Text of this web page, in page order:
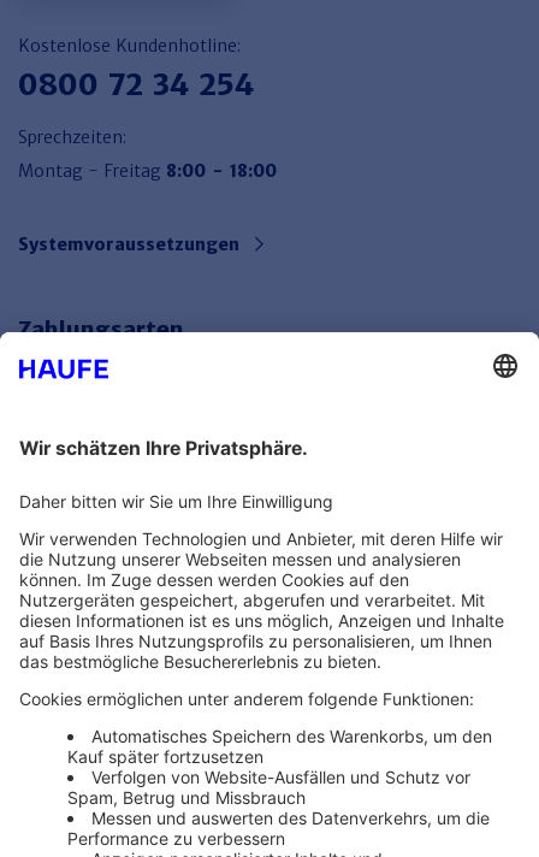
Kostenlose Kundenhotline:
0800 72 34 254
Sprechzeiten:
Montag - Freitag 8:00 - 18:00
Systemvoraussetzungen
Zahlungsarten
Themenwelten und Produktschulungen